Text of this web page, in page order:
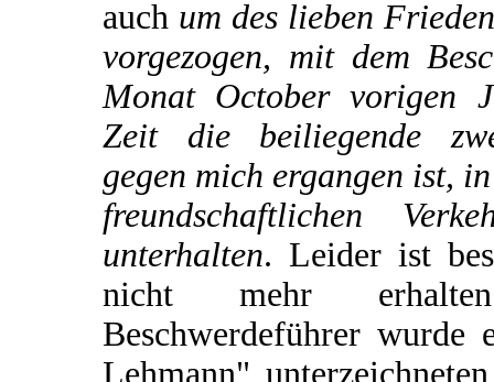
auch um des lieben
vorgezogen, mit dem
Monat October vorigen
Zeit die beiliegende
gegen mich ergangen ist,
freundschaftlichen
unterhalten. Leider ist
nicht mehr
Beschwerdeführer
Lehmann"